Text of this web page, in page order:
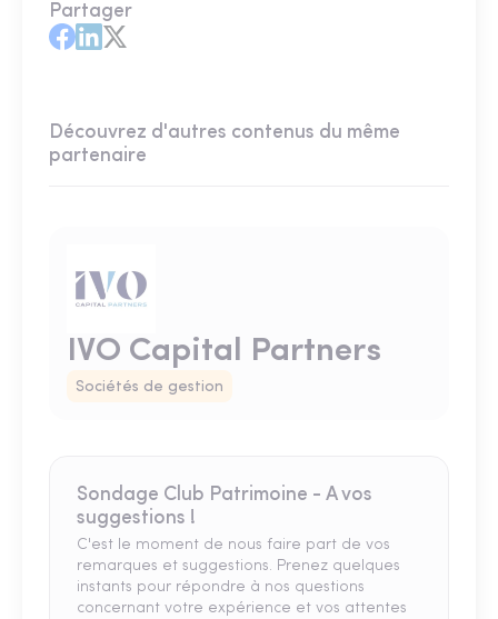
Partager
Découvrez d'autres contenus du même
partenaire
IVO Capital Partners
Sociétés de gestion
Sondage Club Patrimoine - A vos
suggestions !
C'est le moment de nous faire part de vos
remarques et suggestions. Prenez quelques
instants pour répondre à nos questions
concernant votre expérience et vos attentes